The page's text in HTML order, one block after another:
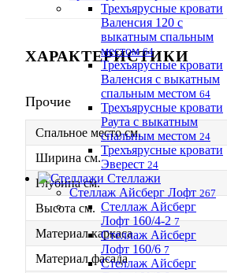
Трехъярусные кровати
Валенсия 120 с
выкатным спальным
местом64
Трехъярусные кровати
Валенсия с выкатным
спальным местом 64
Трехъярусные кровати
Раута с выкатным
спальным местом 24
Трехъярусные кровати
Эверест 24
Стеллажи
Стеллаж Айсберг Лофт 267
Стеллаж Айсберг
Лофт 160/4-27
Стеллаж Айсберг
Лофт 160/67
Стеллаж Айсберг
ХАРАКТЕРИСТИКИ
Прочие
Спальное место см.
Ширина см.
Глубина см.
Высота см.
Материал каркаса
Материал фасада